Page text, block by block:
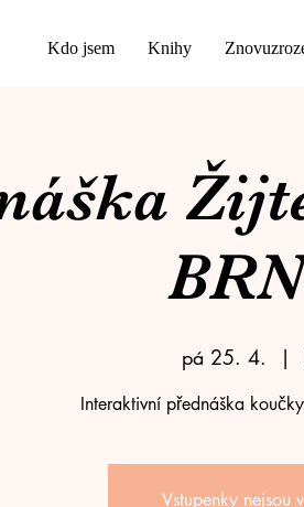
Kdo jsem Knihy
pá 25. 4.
  |
Interaktivní přednáška
Vstupenky nejsou